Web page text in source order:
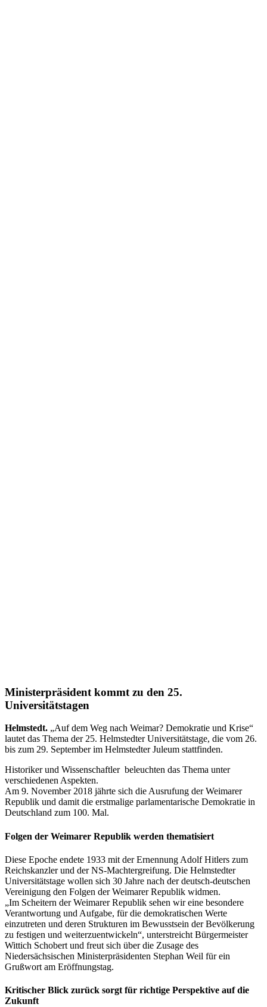
Ministerpräsident kommt zu den 25.
Universitätstagen
Helmstedt. „Auf dem Weg nach Weimar? Demokratie und Krise“
lautet das Thema der 25. Helmstedter Universitätstage, die vom 26.
bis zum 29. September im Helmstedter Juleum stattfinden.
Historiker und Wissenschaftler beleuchten das Thema unter
verschiedenen Aspekten.
Am 9. November 2018 jährte sich die Ausrufung der Weimarer
Republik und damit die erstmalige parlamentarische Demokratie in
Deutschland zum 100. Mal.
Folgen der Weimarer Republik werden thematisiert
Diese Epoche endete 1933 mit der Ernennung Adolf Hitlers zum
Reichskanzler und der NS-Machtergreifung. Die Helmstedter
Universitätstage wollen sich 30 Jahre nach der deutsch-deutschen
Vereinigung den Folgen der Weimarer Republik widmen.
„Im Scheitern der Weimarer Republik sehen wir eine besondere
Verantwortung und Aufgabe, für die demokratischen Werte
einzutreten und deren Strukturen im Bewusstsein der Bevölkerung
zu festigen und weiterzuentwickeln“, unterstreicht Bürgermeis­ter
Wittich Schobert und freut sich über die Zusage des
Niedersächsischen Ministerpräsidenten Stephan Weil für ein
Grußwort am Eröffnungstag.
Kritischer Blick zurück sorgt für richtige Perspektive auf die
Zukunft